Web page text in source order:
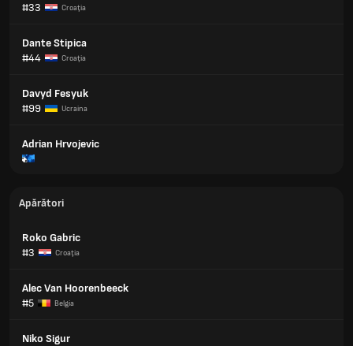
#33
Croaţia
Dante Stipica
#44
Croaţia
Davyd Fesyuk
#99
Ucraina
Adrian Hrvojevic
Apărători
Roko Gabric
#3
Croaţia
Alec Van Hoorenbeeck
#5
Belgia
Niko Sigur